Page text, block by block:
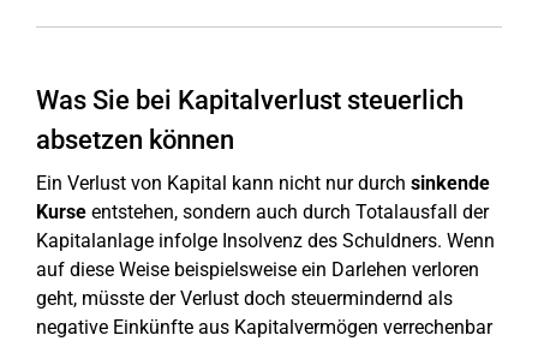
Was Sie bei Kapitalverlust steuerlich
absetzen können
Ein Verlust von Kapital kann nicht nur durch sinkende
Kurse entstehen, sondern auch durch Totalausfall der
Kapitalanlage infolge Insolvenz des Schuldners. Wenn
auf diese Weise beispielsweise ein Darlehen verloren
geht, müsste der Verlust doch steuermindernd als
negative Einkünfte aus Kapitalvermögen verrechenbar